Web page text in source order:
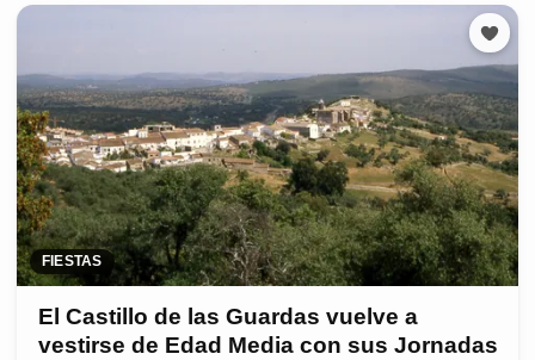
FIESTAS
El Castillo de las Guardas vuelve a
vestirse de Edad Media con sus Jornadas